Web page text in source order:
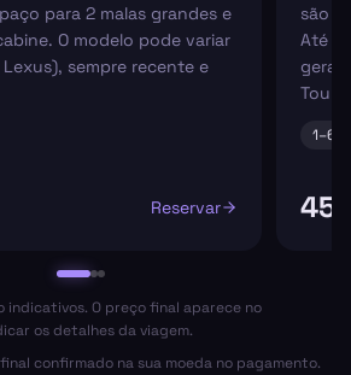
para 2 malas grandes e
O modelo pode variar
sempre recente e
Reservar
são
Até 6
1–6
indicativos. O preço final aparece no
os detalhes da viagem.
confirmado na sua moeda no pagamento.